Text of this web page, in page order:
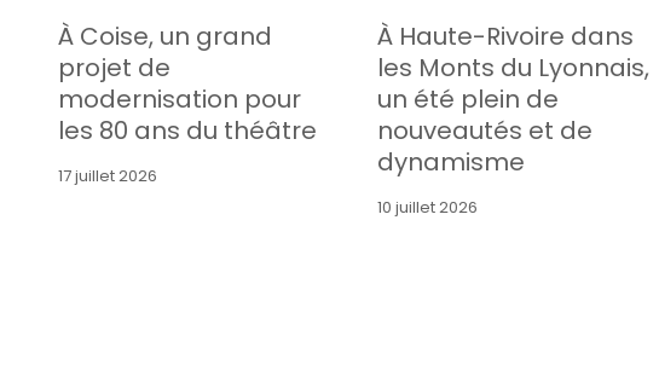
À Coise, un grand
projet de
modernisation pour
les 80 ans du théâtre
17 juillet 2026
À Haute-Rivoire dans
les Monts du Lyonnais,
un été plein de
nouveautés et de
dynamisme
10 juillet 2026